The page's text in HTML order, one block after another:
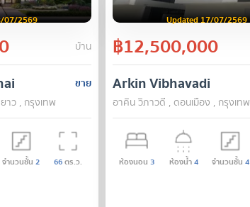
07/2569
บ้าน
ขาย
าว , กรุงเทพ
จำนวนชั้น 2 66ตร.ว.
Updated 17/07/2569
฿12,500,000
Arkin Vibhavadi
อาคิน วิภาวดี , ดอนเมือง , กรุงเทพ
ห้องนอน 3 ห้องน้ำ4 จำนวนชั้น 4